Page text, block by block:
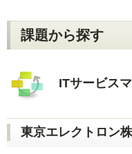
課題から探す
ITサービス
東京エレクトロン